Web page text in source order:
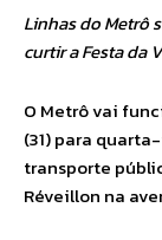
Linhas do Metrô
curtir a Festa da
O Metrô vai
(31) para
transporte
Réveillon na